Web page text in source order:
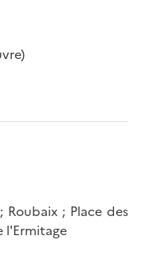
Roubaix ; Place des
l'Ermitage